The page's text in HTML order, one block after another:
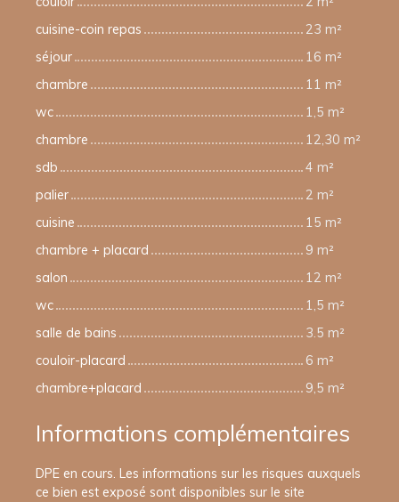
cuisine-coin repas
23 m²
séjour
16 m²
chambre
11 m²
wc
1,5 m²
chambre
12,30 m²
sdb
4 m²
palier
2 m²
cuisine
15 m²
chambre + placard
9 m²
salon
12 m²
wc
1,5 m²
salle de bains
3.5 m²
couloir-placard
6 m²
chambre+placard
9,5 m²
Informations complémentaires
DPE en cours. Les informations sur les risques auxquels
ce bien est exposé sont disponibles sur le site